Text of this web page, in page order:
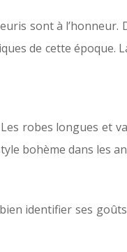
sont à l’honneur.
de cette époque.
robes longues et
bohème dans les
identifier ses